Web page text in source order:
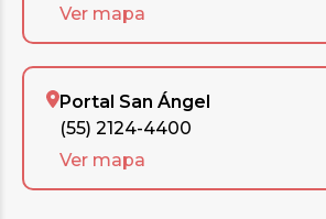
Ver mapa
Portal San Ángel
(55) 2124-4400
Ver mapa